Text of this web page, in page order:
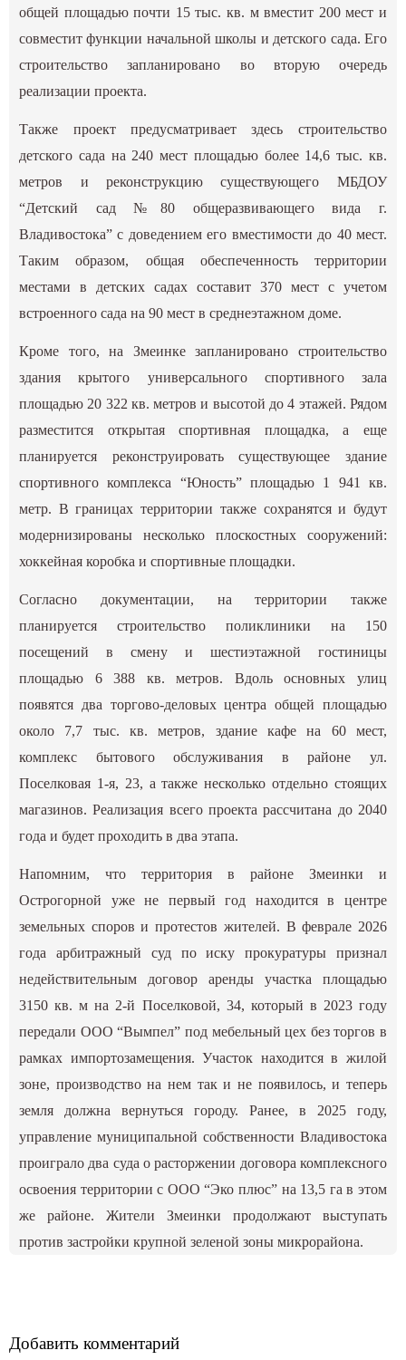
общей площадью почти 15 тыс. кв. м вместит 200 мест и
совместит функции начальной школы и детского сада. Его
строительство запланировано во вторую очередь
реализации проекта.
Также проект предусматривает здесь строительство
детского сада на 240 мест площадью более 14,6 тыс. кв.
метров и реконструкцию существующего МБДОУ
“Детский сад №80 общеразвивающего вида г.
Владивостока” с доведением его вместимости до 40 мест.
Таким образом, общая обеспеченность территории
местами в детских садах составит 370 мест с учетом
встроенного сада на 90 мест в среднеэтажном доме.
Кроме того, на Змеинке запланировано строительство
здания крытого универсального спортивного зала
площадью 20 322 кв. метров и высотой до 4 этажей. Рядом
разместится открытая спортивная площадка, а еще
планируется реконструировать существующее здание
спортивного комплекса “Юность” площадью 1 941 кв.
метр. В границах территории также сохранятся и будут
модернизированы несколько плоскостных сооружений:
хоккейная коробка и спортивные площадки.
Согласно документации, на территории также
планируется строительство поликлиники на 150
посещений в смену и шестиэтажной гостиницы
площадью 6 388 кв. метров. Вдоль основных улиц
появятся два торгово-деловых центра общей площадью
около 7,7 тыс. кв. метров, здание кафе на 60 мест,
комплекс бытового обслуживания в районе ул.
Поселковая 1-я, 23, а также несколько отдельно стоящих
магазинов. Реализация всего проекта рассчитана до 2040
года и будет проходить в два этапа.
Напомним, что территория в районе Змеинки и
Острогорной уже не первый год находитсяв центре
земельных споров и протестов жителей. В феврале 2026
года арбитражный суд по иску прокуратуры признал
недействительным договор аренды участка площадью
3150 кв. м на 2-й Поселковой, 34, который в 2023 году
передали ООО “Вымпел” под мебельный цех без торгов в
рамках импортозамещения. Участок находится в жилой
зоне, производство на нем так и не появилось, и теперь
земля должна вернуться городу. Ранее, в 2025 году,
управление муниципальной собственности Владивостока
проиграло два суда о расторжении договора комплексного
освоения территории с ООО “Эко плюс” на 13,5 га в этом
же районе. Жители Змеинки продолжают выступать
против застройки крупной зеленой зоны микрорайона.
Добавить комментарий